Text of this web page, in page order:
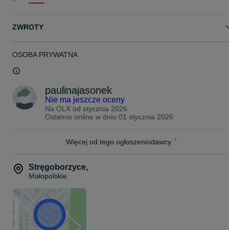
ZWROTY
OSOBA PRYWATNA
paulinajasonek
Nie ma jeszcze oceny
Na OLX od stycznia 2026
Ostatnio online w dniu 01 stycznia 2026
Więcej od tego ogłoszeniodawcy
Stręgoborzyce,
Małopolskie